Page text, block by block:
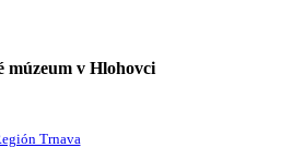
múzeum v Hlohovci
Trnava